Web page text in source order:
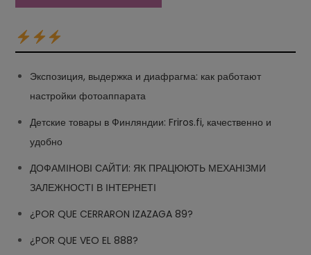
Экспозиция, выдержка и диафрагма: как работают
настройки фотоаппарата
Детские товары в Финляндии: Friros.fi, качественно и
удобно
ДОФАМІНОВІ САЙТИ: ЯК ПРАЦЮЮТЬ МЕХАНІЗМИ
ЗАЛЕЖНОСТІ В ІНТЕРНЕТІ
¿POR QUE CERRARON IZAZAGA 89?
¿POR QUE VEO EL 888?